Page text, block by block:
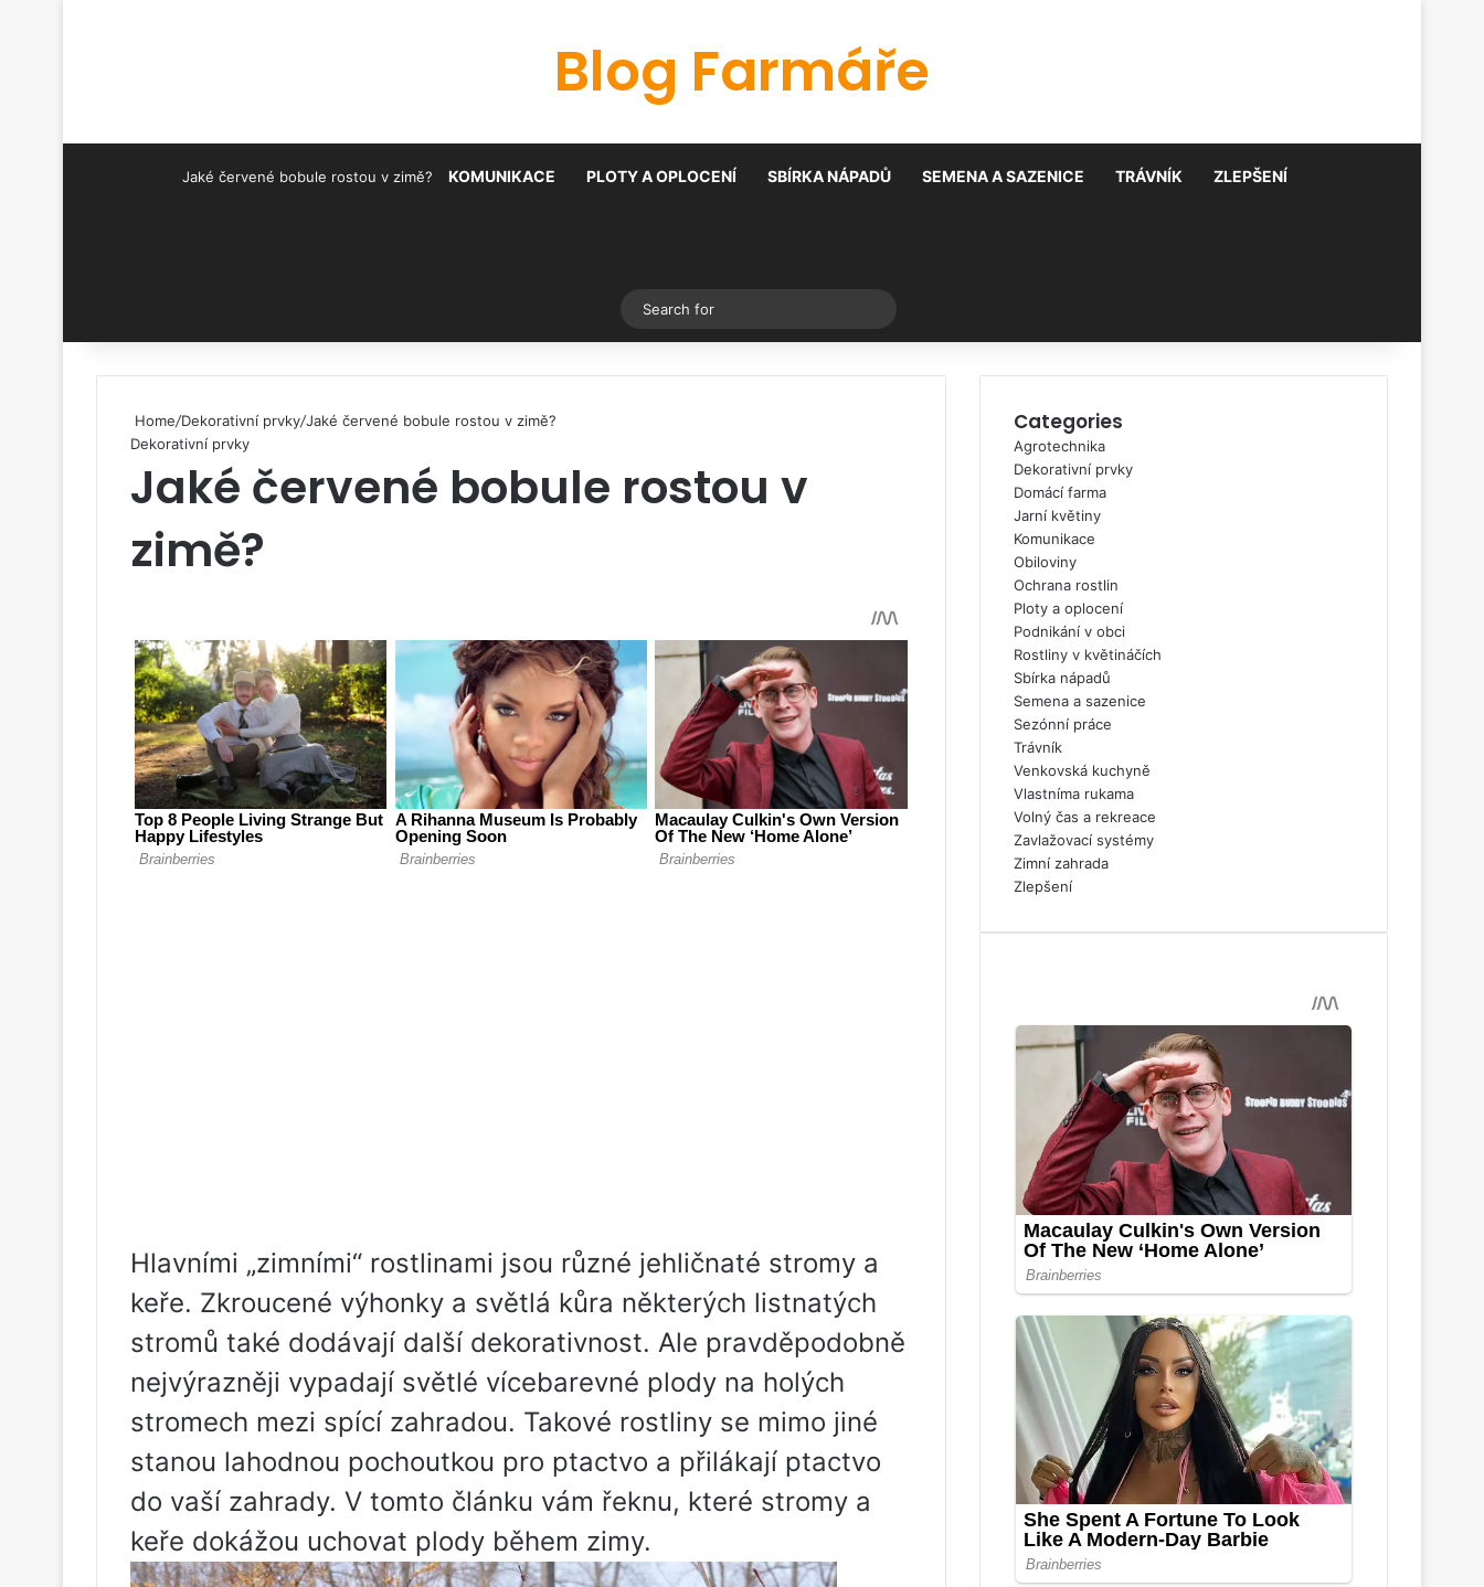
Blog Farmáře
Jaké červené bobule rostou v zimě? KOMUNIKACE PLOTY A OPLOCENÍ SBÍRKA NÁPADŮ SEMENA A SAZENICE TRÁVNÍK ZLEPŠENÍ
Switch skin
for
Home/Dekorativní prvky/Jaké červené bobule rostou v zimě?
Dekorativní prvky
Jaké červené bobule rostou v
zimě?
Hlavními „zimními“ rostlinami jsou různé jehličnaté stromy a
keře. Zkroucené výhonky a světlá kůra některých listnatých
stromů také dodávají další dekorativnost. Ale pravděpodobně
nejvýrazněji vypadají světlé vícebarevné plody na holých
stromech mezi spící zahradou. Takové rostliny se mimo jiné
stanou lahodnou pochoutkou pro ptactvo a přilákají ptactvo
do vaší zahrady. V tomto článku vám řeknu, které stromy a
keře dokážou uchovat plody během zimy.
Categories
Agrotechnika
Dekorativní prvky
Domácí farma
Jarní květiny
Komunikace
Obiloviny
Ochrana rostlin
Ploty a oplocení
Podnikání v obci
Rostliny v květináčích
Sbírka nápadů
Semena a sazenice
Sezónní práce
Trávník
Venkovská kuchyně
Vlastníma rukama
Volný čas a rekreace
Zavlažovací systémy
Zimní zahrada
Zlepšení